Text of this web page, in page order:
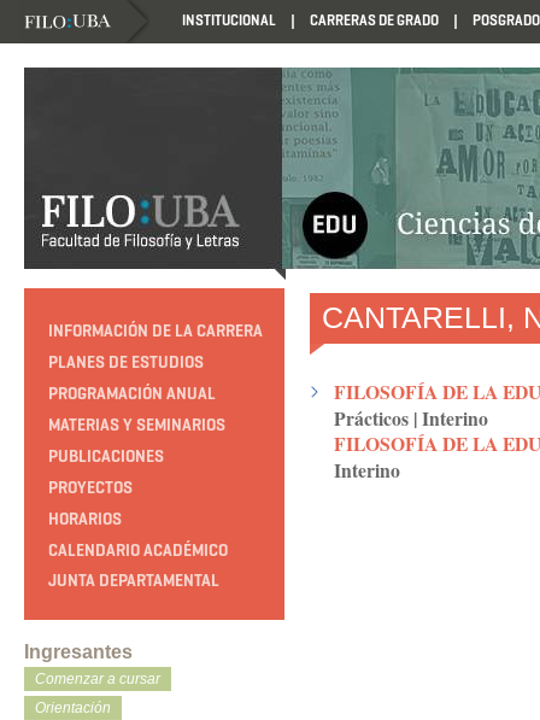
INSTITUCIONAL CARRERAS DE GRADO POSGRADO
HTTP://EDUCACION.FILO.UBA.AR/PROGRAMACION1985
INFORMACIÓN DE LA CARRERA
PLANES DE ESTUDIOS
PROGRAMACIÓN ANUAL
MATERIAS Y SEMINARIOS
PUBLICACIONES
PROYECTOS
HORARIOS
CALENDARIO ACADÉMICO
JUNTA DEPARTAMENTAL
Ingresantes
Comenzar a cursar
Orientación
CANTARELLI,
FILOSOFÍA DE LA
Prácticos |Interino
FILOSOFÍA DE LA
Interino